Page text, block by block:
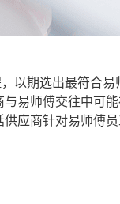
以期选出最符合
易师傅交往中可
应商针对易师傅